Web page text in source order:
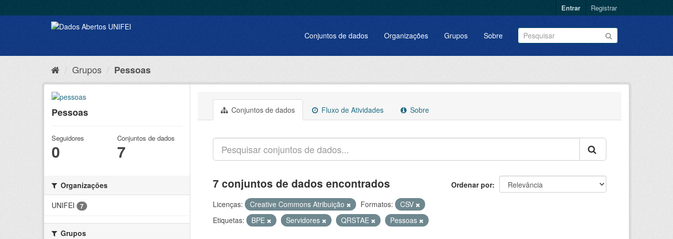
Entrar Registrar
Conjuntos de dados Organizações Grupos Sobre
Grupos Pessoas
Pessoas
Seguidores
0
Conjuntos de dados
7
Organizações
UNIFEI
7
Grupos
Conjuntos de dados Fluxo de Atividades Sobre
Ordenar por
7 conjuntos de dados encontrados
Licenças: Creative Commons Atribuição Formatos:
CSV
Etiquetas:
BPE Servidores QRSTAE Pessoas